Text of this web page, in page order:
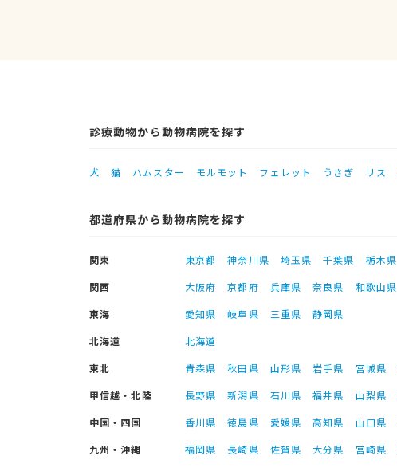
診療動物から動物病院を探す
犬 猫 ハムスター モルモット フェレット うさぎ リス
都道府県から動物病院を探す
関東 東京都 神奈川県 埼玉県 千葉県 栃木県
関西
大阪府 京都府 兵庫県 奈良県 和歌山県
東海
愛知県 岐阜県 三重県
静岡県
北海道
北海道
東北
青森県 秋田県 山形県 岩手県 宮城県
甲信越・北陸
長野県 新潟県 石川県 福井県 山梨県
中国・四国
香川県 徳島県 愛媛県 高知県 山口県
九州・沖縄
福岡県 長崎県 佐賀県 大分県 宮崎県